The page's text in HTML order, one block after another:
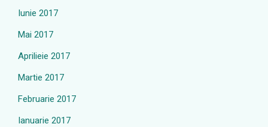
Iunie 2017
Mai 2017
Aprilieie 2017
Martie 2017
Februarie 2017
Ianuarie 2017